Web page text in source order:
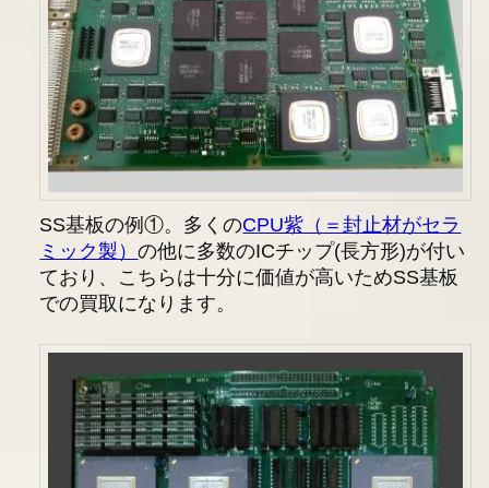
SS基板の例①。多くのCPU紫（＝封止材がセラ
ミック製）の他に多数のICチップ(長方形)が付い
ており、こちらは十分に価値が高いためSS基板
での買取になります。